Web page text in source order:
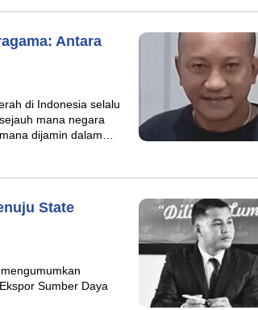
Antara
di Indonesia selalu
mana negara
dijamin dalam…
State
Sumber Daya